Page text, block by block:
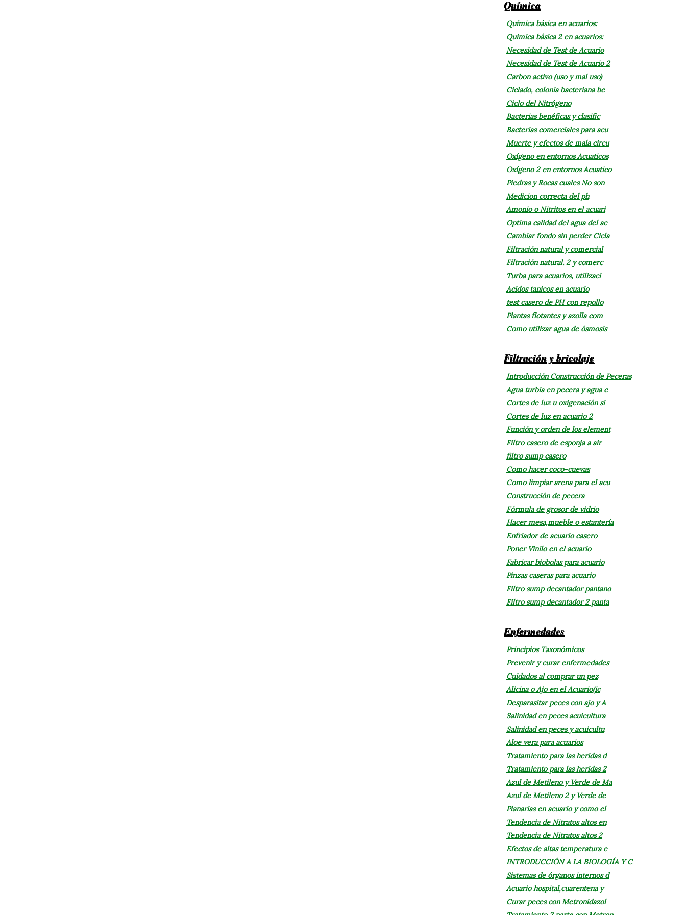
Química
Química básica en acuarios:
Química básica 2 en acuarios:
Necesidad de Test de Acuario
Necesidad de Test de Acuario 2
Carbon activo (uso y mal uso)
Ciclado, colonia bacteriana be
Ciclo del Nitrógeno
Bacterias benéficas y clasific
Bacterias comerciales para acu
Muerte y efectos de mala circu
Oxígeno en entornos Acuaticos
Oxígeno 2 en entornos Acuatico
Piedras y Rocas cuales No son
Medicion correcta del ph
Amonio o Nitritos en el acuari
Optima calidad del agua del ac
Cambiar fondo sin perder Cicla
Filtración natural y comercial
Filtración natural. 2 y comerc
Turba para acuarios, utilizaci
Acidos tanicos en acuario
test casero de PH con repollo
Plantas flotantes y azolla com
Como utilizar agua de ósmosis
Filtración y bricolaje
Introducción Construcción de Peceras
Agua turbia en pecera y agua c
Cortes de luz u oxigenación si
Cortes de luz en acuario 2
Función y orden de los element
Filtro casero de esponja a air
filtro sump casero
Como hacer coco-cuevas
Como limpiar arena para el acu
Construcción de pecera
Fórmula de grosor de vidrio
Hacer mesa,mueble o estantería
Enfriador de acuario casero
Poner Vinilo en el acuario
Fabricar biobolas para acuario
Pinzas caseras para acuario
Filtro sump decantador pantano
Filtro sump decantador 2 panta
Enfermedades
Principios Taxonómicos
Prevenir y curar enfermedades
Cuidados al comprar un pez
Alicina o Ajo en el Acuario(ic
Desparasitar peces con ajo y A
Salinidad en peces acuicultura
Salinidad en peces y acuicultu
Aloe vera para acuarios
Tratamiento para las heridas d
Tratamiento para las heridas 2
Azul de Metileno y Verde de Ma
Azul de Metileno 2 y Verde de
Planarias en acuario y como el
Tendencia de Nitratos altos en
Tendencia de Nitratos altos 2
Efectos de altas temperatura e
INTRODUCCIÓN A LA BIOLOGÍA Y C
Sistemas de órganos internos d
Acuario hospital,cuarentena y
Curar peces con Metronidazol